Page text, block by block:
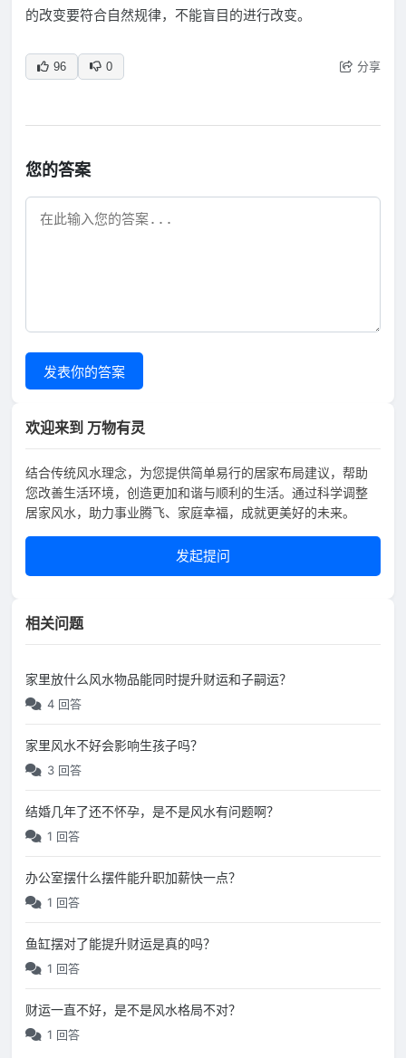
的改变要符合自然规律，不能盲目的进行改变。
96 0 分享
您的答案
发表你的答案
欢迎来到 万物有灵
结合传统风水理念，为您提供简单易行的居家布局建议，帮助
您改善生活环境，创造更加和谐与顺利的生活。通过科学调整
居家风水，助力事业腾飞、家庭幸福，成就更美好的未来。
发起提问
相关问题
家里放什么风水物品能同时提升财运和子嗣运？
4 回答
家里风水不好会影响生孩子吗？
3 回答
结婚几年了还不怀孕，是不是风水有问题啊？
1 回答
办公室摆什么摆件能升职加薪快一点？
1 回答
鱼缸摆对了能提升财运是真的吗？
1 回答
财运一直不好，是不是风水格局不对？
1 回答